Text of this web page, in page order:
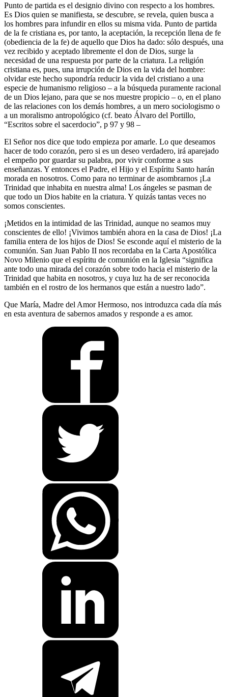
Punto de partida es el designio divino con respecto a los hombres.
Es Dios quien se manifiesta, se descubre, se revela, quien busca a
los hombres para infundir en ellos su misma vida. Punto de partida
de la fe cristiana es, por tanto, la aceptación, la recepción llena de fe
(obediencia de la fe) de aquello que Dios ha dado: sólo después, una
vez recibido y aceptado libremente el don de Dios, surge la
necesidad de una respuesta por parte de la criatura. La religión
cristiana es, pues, una irrupción de Dios en la vida del hombre:
olvidar este hecho supondría reducir la vida del cristiano a una
especie de humanismo religioso – a la búsqueda puramente racional
de un Dios lejano, para que se nos muestre propicio – o, en el plano
de las relaciones con los demás hombres, a un mero sociologismo o
a un moralismo antropológico (cf. beato Álvaro del Portillo,
“Escritos sobre el sacerdocio”, p 97 y 98 –
El Señor nos dice que todo empieza por amarle. Lo que deseamos
hacer de todo corazón, pero si es un deseo verdadero, irá aparejado
el empeño por guardar su palabra, por vivir conforme a sus
enseñanzas. Y entonces el Padre, el Hijo y el Espíritu Santo harán
morada en nosotros. Como para no terminar de asombrarnos ¡La
Trinidad que inhabita en nuestra alma! Los ángeles se pasman de
que todo un Dios habite en la criatura. Y quizás tantas veces no
somos conscientes.
¡Metidos en la intimidad de las Trinidad, aunque no seamos muy
conscientes de ello! ¡Vivimos también ahora en la casa de Dios! ¡La
familia entera de los hijos de Dios! Se esconde aquí el misterio de la
comunión. San Juan Pablo II nos recordaba en la Carta Apostólica
Novo Milenio que el espíritu de comunión en la Iglesia “significa
ante todo una mirada del corazón sobre todo hacia el misterio de la
Trinidad que habita en nosotros, y cuya luz ha de ser reconocida
también en el rostro de los hermanos que están a nuestro lado”.
Que María, Madre del Amor Hermoso, nos introduzca cada día más
en esta aventura de sabernos amados y responde a es amor.